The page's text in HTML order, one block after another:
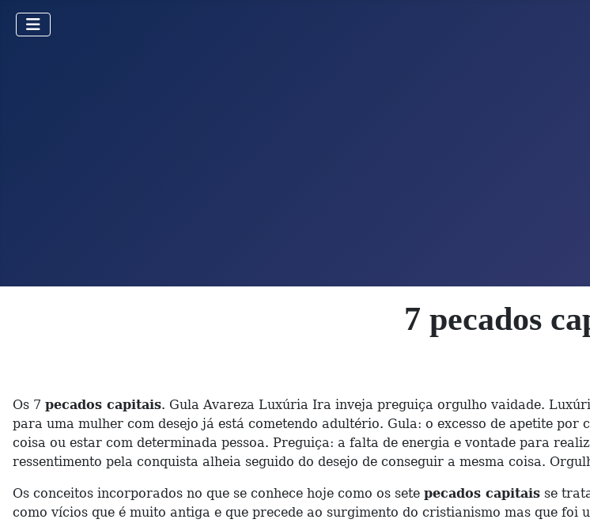
7 pecados
Os 7 pecados capitais. Gula Avareza Luxúria Ira inveja preguiça orgulho vaidade.
para uma mulher com desejo já está cometendo adultério. Gula: o excesso de apetite
coisa ou estar com determinada pessoa. Preguiça: a falta de energia e vontade para
ressentimento pela conquista alheia seguido do desejo de conseguir a mesma coisa.
Os conceitos incorporados no que se conhece hoje como os sete pecados capitais se
como vícios que é muito antiga e que precede ao surgimento do cristianismo mas que